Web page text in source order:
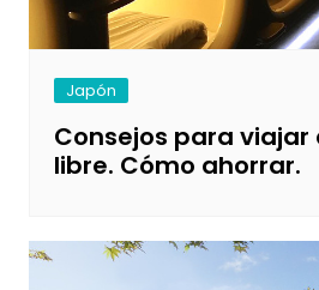
Japón
Consejos para viajar
libre. Cómo ahorrar.